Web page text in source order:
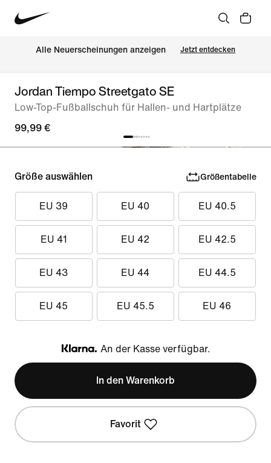
Alle Neuerscheinungen anzeigen Jetzt entdecken
Jordan Tiempo Streetgato SE
Low-Top-Fußballschuh für Hallen- und Hartplätze
99,99 €
Größe auswählen Größentabelle
EU 39 EU 40 EU 40.5
EU 41 EU 42 EU 42.5
EU 43 EU 44 EU 44.5
EU 45 EU 45.5 EU 46
Klarna
An der Kasse verfügbar.
In den Warenkorb
Favorit